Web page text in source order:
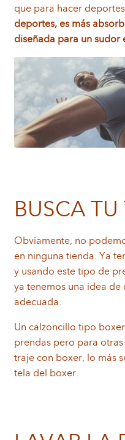
que para hacer deportes.
deportes, es más
diseñada para un sudor
BUSCA
Obviamente, no
en ninguna tienda. Ya
y usando este tipo de
ya tenemos una idea de
adecuada.
Un calzoncillo tipo
prendas pero para
traje con boxer, lo más
tela del boxer.